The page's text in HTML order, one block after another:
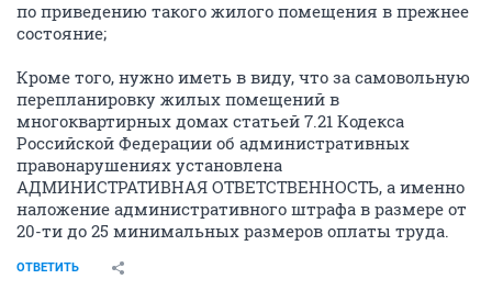
по приведению такого жилого помещения в прежнее
состояние;
Кроме того, нужно иметь в виду, что за самовольную
перепланировку жилых помещений в
многоквартирных домах статьей 7.21 Кодекса
Российской Федерации об административных
правонарушениях установлена
АДМИНИСТРАТИВНАЯ ОТВЕТСТВЕННОСТЬ, а именно
наложение административного штрафа в размере от
20-ти до 25 минимальных размеров оплаты труда.
ОТВЕТИТЬ